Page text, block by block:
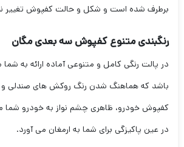
برطرف شده است و شکل و حالت کفپوش تغییر
رنگبندی متنوع کفپوش سه بعدی مگان
در پالت رنگی کامل و متنوعی آماده ارائه به
باشد که هماهنگ شدن رنگ روکش های صندلی و
کفپوش خودرو، ظاهری چشم نواز به خودرو شما
در عین پاکیزگی برای شما به ارمغان می آورد.